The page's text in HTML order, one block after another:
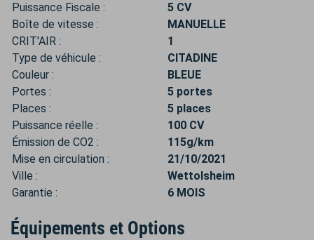
Puissance Fiscale :
5 CV
Boîte de vitesse :
MANUELLE
CRIT'AIR :
1
Type de véhicule :
CITADINE
Couleur :
BLEUE
Portes :
5 portes
Places :
5 places
Puissance réelle :
100 CV
Émission de CO2 :
115g/km
Mise en circulation :
21/10/2021
Ville :
Wettolsheim
Garantie :
6 MOIS
Équipements et Options